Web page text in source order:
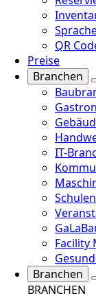
QR
Preise
Branchen
IT-
Schulen
Facility
Branchen
BRANCHEN